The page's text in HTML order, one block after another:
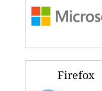
Firefox